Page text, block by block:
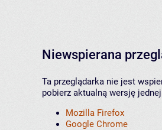
Niewspierana
Ta przeglądarka nie jest
pobierz aktualną wersję
Mozilla Firefox
Google Chrome